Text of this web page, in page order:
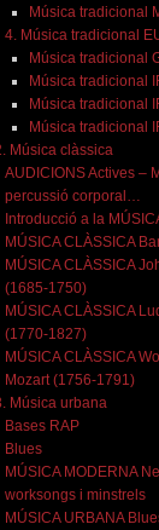
Música tradicional
4. Música tradicional
Música tradicional
Música tradicional
Música tradicional
Música tradicional
Música clàssica
AUDICIONS Actives –
percussió corporal…
Introducció a la
MÚSICA CLÀSSICA
MÚSICA CLÀSSICA
(1685-1750)
MÚSICA CLÀSSICA
(1770-1827)
MÚSICA CLÀSSICA
Mozart (1756-1791)
Música urbana
Bases RAP
Blues
MÚSICA MODERNA
worksongs i minstrels
MÚSICA URBANA